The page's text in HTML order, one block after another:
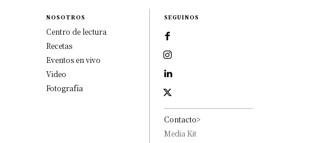
NOSOTROS
Centro de lectura
Recetas
Eventos en vivo
Video
Fotografía
SEGUINOS
Contacto>
Media Kit